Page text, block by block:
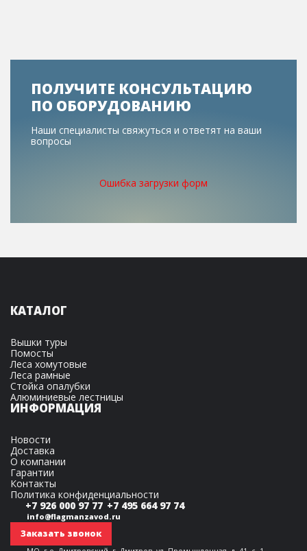
ПОЛУЧИТЕ КОНСУЛЬТАЦИЮ
ПО ОБОРУДОВАНИЮ
Наши специалисты свяжуться и ответят на ваши
вопросы
Ошибка загрузки форм
КАТАЛОГ
Вышки туры
Помосты
Леса хомутовые
Леса рамные
Стойка опалубки
Алюминиевые лестницы
ИНФОРМАЦИЯ
Новости
Доставка
О компании
Гарантии
Контакты
Политика конфиденциальности
+7 926 000 97 77 +7 495 664 97 74
info@flagmanzavod.ru
Заказать звонок